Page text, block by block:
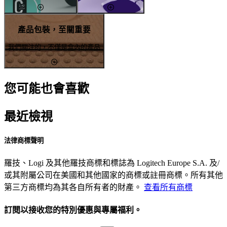
產品包裝，至關重要
我們關注的，不僅是盒內的產品
您可能也會喜歡
最近檢視
法律商標聲明
羅技、Logi 及其他羅技商標和標誌為 Logitech Europe S.A. 及/
或其附屬公司在美國和其他國家的商標或註冊商標。所有其他
第三方商標均為其各自所有者的財產。 查看所有商標
訂閱以接收您的特別優惠與專屬福利。